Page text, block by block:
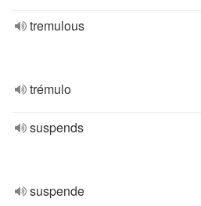
tremulous
trémulo
suspends
suspende